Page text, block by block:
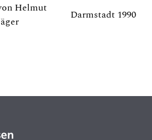
Helmut
Darmstadt 1990